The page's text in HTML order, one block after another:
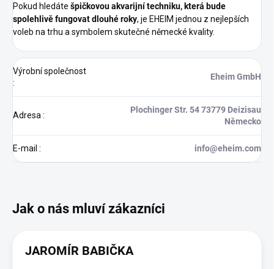
Pokud hledáte špičkovou akvarijní techniku, která bude
spolehlivě fungovat dlouhé roky, je EHEIM jednou z nejlepších
voleb na trhu a symbolem skutečné německé kvality.
Výrobní společnost
:
Eheim GmbH
Adresa :
Plochinger Str. 54 73779 Deizisau
Německo
E-mail : info@eheim.com
JAROMÍR BABIČKA